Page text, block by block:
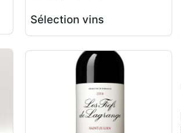
Sélection vins